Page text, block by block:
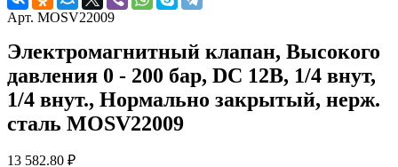
Арт. MOSV22009
Электромагнитный клапан, Высокого
давления 0 - 200 бар, DC 12В, 1/4 внут,
1/4 внут., Нормально закрытый, нерж.
сталь MOSV22009
13 582.80 ₽